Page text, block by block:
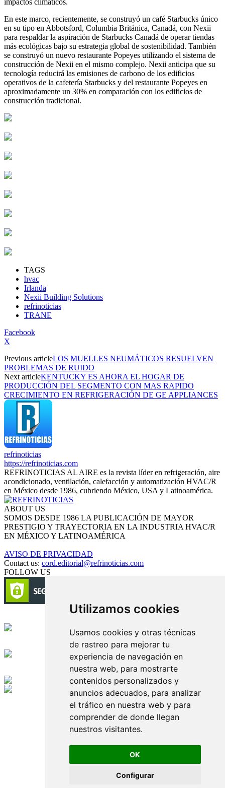
Utilizamos cookies
Usamos cookies y otras técnicas
de rastreo para mejorar tu
experiencia de navegación en
nuestra web, para mostrarte
contenidos personalizados y
anuncios adecuados, para analizar
el tráfico en nuestra web y para
comprender de donde llegan
nuestros visitantes.
OK
Configurar
En este marco, recientemente, se construyó un café Starbucks único
en su tipo en Abbotsford, Columbia Británica, Canadá, con Nexii
para respaldar la aspiración de Starbucks Canadá de operar tiendas
más ecológicas bajo su estrategia global de sostenibilidad. También
se construyó un nuevo restaurante Popeyes utilizando el sistema de
construcción de Nexii en el mismo complejo. Nexii anticipa que su
tecnología reducirá las emisiones de carbono de los edificios
operativos de la cafetería Starbucks y del restaurante Popeyes en
aproximadamente un 30% en comparación con los edificios de
construcción tradicional.
TAGS
hvac
Irlanda
Nexii Building Solutions
refrinoticias
TRANE
Facebook
X
Previous articleLOS MUELLES NEUMÁTICOS RESUELVEN
PROBLEMAS DE RUIDO
Next articleKENTUCKY ES AHORA EL HOGAR DE
PRODUCCIÓN DEL SEGMENTO CON MAS RAPIDO
CRECIMIENTO EN REFRIGERACIÓN DE GE APPLIANCES
refrinoticias
https://refrinoticias.com
REFRINOTICIAS AL AIRE es la revista líder en refrigeración, aire
acondicionado, ventilación, calefacción y automatización HVAC/R
en México desde 1986, cubriendo México, USA y Latinoamérica.
ABOUT US
SOMOS DESDE 1986 LA PUBLICACIÓN DE MAYOR
PRESTIGIO Y TRAYECTORIA EN LA INDUSTRIA HVAC/R
EN MÉXICO Y LATINOAMÉRICA
AVISO DE PRIVACIDAD
Contact us: cord.editorial@refrinoticias.com
FOLLOW US
Edición digital con tecnología
Playa Revolcadero 222 Col. Reforma Iztaccihuatl Norte C.P. 08810
CIUDAD DE MEXICO
Conmutador CIUDAD DE MEXICO (+52) 555 740 4476, 555 740
© 2000-2026 BURO DE MERCADOTECNIA DEL CENTRO,
S.A. Todos los derechos reservados
Todos los nombres, marcas, logotipos, productos e imagenes
mencionados son propiedad de sus respectivos dueños
Prohibida la reproducción total o parcial de los contenidos aqui
publicados incluyendo cualquier medio electrónico o magnético